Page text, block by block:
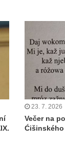
23. 7. 2026
Večer na
Ćišinského